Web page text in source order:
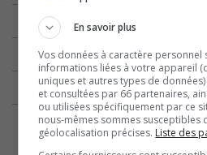
En savoir plus
Vos données à caractère personnel
informations liées à votre appareil
uniques et autres types de
et consultées par 66 partenaires,
ou utilisées spécifiquement par ce
nous-mêmes sommes susceptibles
géolocalisation précises. Liste des